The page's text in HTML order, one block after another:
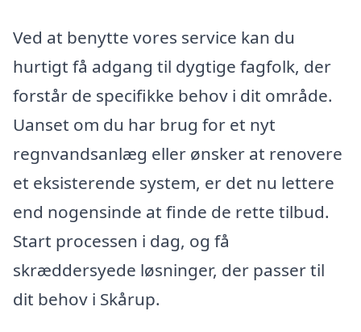
Ved at benytte vores service kan du
hurtigt få adgang til dygtige fagfolk, der
forstår de specifikke behov i dit område.
Uanset om du har brug for et nyt
regnvandsanlæg eller ønsker at renovere
et eksisterende system, er det nu lettere
end nogensinde at finde de rette tilbud.
Start processen i dag, og få
skræddersyede løsninger, der passer til
dit behov i Skårup.